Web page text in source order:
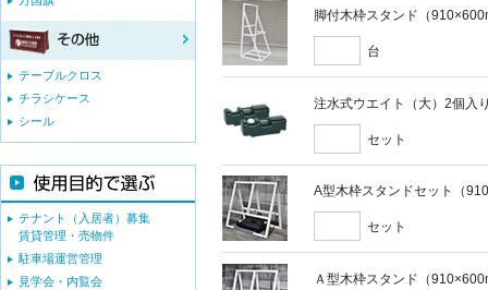
脚付木枠スタンド（
台
注水式ウエイト（大）2個入
セット
A型木枠スタンドセット（
セット
Ａ型木枠スタンド（
テーブルクロス
チラシケース
シール
テナント（入居者）募集
賃貸管理・売物件
駐車場運営管理
見学会・内覧会